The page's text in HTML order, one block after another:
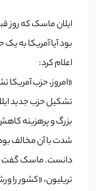
ایلان ماسک که روز
بود آیا آمریکا به
اعلام کرد:
«امروز، حزب آمریکا
تشکیل حزب جدید
بزرگ و پرهزینه
شدت با آن مخالف
تریلیون، «کشور را